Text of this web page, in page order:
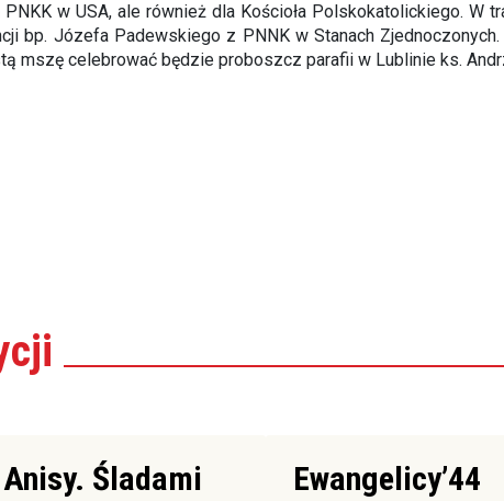
w USA, ale również dla Kościoła Polskokatolickiego. W
bp. Józefa Padewskiego z PNNK w Stanach
mszę celebrować będzie proboszcz parafii w Lublinie ks.
Śladami
Ewangelicy’44